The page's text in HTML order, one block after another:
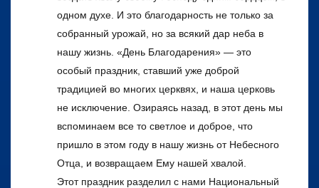
одном духе. И это благодарность не только за
собранный урожай, но за всякий дар неба в
нашу жизнь. «День Благодарения» — это
особый праздник, ставший уже доброй
традицией во многих церквях, и наша церковь
не исключение. Озираясь назад, в этот день мы
вспоминаем все то светлое и доброе, что
пришло в этом году в нашу жизнь от Небесного
Отца, и возвращаем Ему нашей хвалой.
Этот праздник разделил с нами Национальный